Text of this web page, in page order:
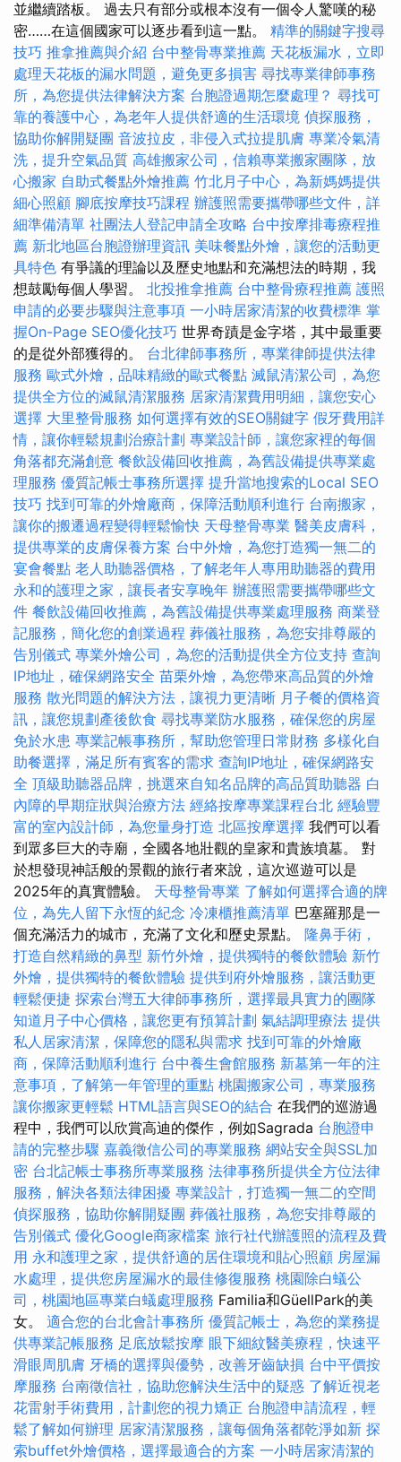
並繼續踏板。 過去只有部分或根本沒有一個令人驚嘆的秘
密……在這個國家可以逐步看到這一點。 精準的關鍵字搜尋
技巧 推拿推薦與介紹 台中整骨專業推薦 天花板漏水，立即
處理天花板的漏水問題，避免更多損害 尋找專業律師事務
所，為您提供法律解決方案 台胞證過期怎麼處理？ 尋找可
靠的養護中心，為老年人提供舒適的生活環境 偵探服務，
協助你解開疑團 音波拉皮，非侵入式拉提肌膚 專業冷氣清
洗，提升空氣品質 高雄搬家公司，信賴專業搬家團隊，放
心搬家 自助式餐點外燴推薦 竹北月子中心，為新媽媽提供
細心照顧 腳底按摩技巧課程 辦護照需要攜帶哪些文件，詳
細準備清單 社團法人登記申請全攻略 台中按摩排毒療程推
薦 新北地區台胞證辦理資訊 美味餐點外燴，讓您的活動更
具特色 有爭議的理論以及歷史地點和充滿想法的時期，我
想鼓勵每個人學習。 北投推拿推薦 台中整骨療程推薦 護照
申請的必要步驟與注意事項 一小時居家清潔的收費標準 掌
握On-Page SEO優化技巧 世界奇蹟是金字塔，其中最重要
的是從外部獲得的。 台北律師事務所，專業律師提供法律
服務 歐式外燴，品味精緻的歐式餐點 滅鼠清潔公司，為您
提供全方位的滅鼠清潔服務 居家清潔費用明細，讓您安心
選擇 大里整骨服務 如何選擇有效的SEO關鍵字 假牙費用詳
情，讓你輕鬆規劃治療計劃 專業設計師，讓您家裡的每個
角落都充滿創意 餐飲設備回收推薦，為舊設備提供專業處
理服務 優質記帳士事務所選擇 提升當地搜索的Local SEO
技巧 找到可靠的外燴廠商，保障活動順利進行 台南搬家，
讓你的搬遷過程變得輕鬆愉快 天母整骨專業 醫美皮膚科，
提供專業的皮膚保養方案 台中外燴，為您打造獨一無二的
宴會餐點 老人助聽器價格，了解老年人專用助聽器的費用
永和的護理之家，讓長者安享晚年 辦護照需要攜帶哪些文
件 餐飲設備回收推薦，為舊設備提供專業處理服務 商業登
記服務，簡化您的創業過程 葬儀社服務，為您安排尊嚴的
告別儀式 專業外燴公司，為您的活動提供全方位支持 查詢
IP地址，確保網路安全 苗栗外燴，為您帶來高品質的外燴
服務 散光問題的解決方法，讓視力更清晰 月子餐的價格資
訊，讓您規劃產後飲食 尋找專業防水服務，確保您的房屋
免於水患 專業記帳事務所，幫助您管理日常財務 多樣化自
助餐選擇，滿足所有賓客的需求 查詢IP地址，確保網路安
全 頂級助聽器品牌，挑選來自知名品牌的高品質助聽器 白
內障的早期症狀與治療方法 經絡按摩專業課程台北 經驗豐
富的室內設計師，為您量身打造 北區按摩選擇 我們可以看
到眾多巨大的寺廟，全國各地壯觀的皇家和貴族墳墓。 對
於想發現神話般的景觀的旅行者來說，這次巡遊可以是
2025年的真實體驗。 天母整骨專業 了解如何選擇合適的牌
位，為先人留下永恆的紀念 冷凍櫃推薦清單 巴塞羅那是一
個充滿活力的城市，充滿了文化和歷史景點。 隆鼻手術，
打造自然精緻的鼻型 新竹外燴，提供獨特的餐飲體驗 新竹
外燴，提供獨特的餐飲體驗 提供到府外燴服務，讓活動更
輕鬆便捷 探索台灣五大律師事務所，選擇最具實力的團隊
知道月子中心價格，讓您更有預算計劃 氣結調理療法 提供
私人居家清潔，保障您的隱私與需求 找到可靠的外燴廠
商，保障活動順利進行 台中養生會館服務 新墓第一年的注
意事項，了解第一年管理的重點 桃園搬家公司，專業服務
讓你搬家更輕鬆 HTML語言與SEO的結合 在我們的巡游過
程中，我們可以欣賞高迪的傑作，例如Sagrada 台胞證申
請的完整步驟 嘉義徵信公司的專業服務 網站安全與SSL加
密 台北記帳士事務所專業服務 法律事務所提供全方位法律
服務，解決各類法律困擾 專業設計，打造獨一無二的空間
偵探服務，協助你解開疑團 葬儀社服務，為您安排尊嚴的
告別儀式 優化Google商家檔案 旅行社代辦護照的流程及費
用 永和護理之家，提供舒適的居住環境和貼心照顧 房屋漏
水處理，提供您房屋漏水的最佳修復服務 桃園除白蟻公
司，桃園地區專業白蟻處理服務 Familia和GüellPark的美
女。 適合您的台北會計事務所 優質記帳士，為您的業務提
供專業記帳服務 足底放鬆按摩 眼下細紋醫美療程，快速平
滑眼周肌膚 牙橋的選擇與優勢，改善牙齒缺損 台中平價按
摩服務 台南徵信社，協助您解決生活中的疑惑 了解近視老
花雷射手術費用，計劃您的視力矯正 台胞證申請流程，輕
鬆了解如何辦理 居家清潔服務，讓每個角落都乾淨如新 探
索buffet外燴價格，選擇最適合的方案 一小時居家清潔的